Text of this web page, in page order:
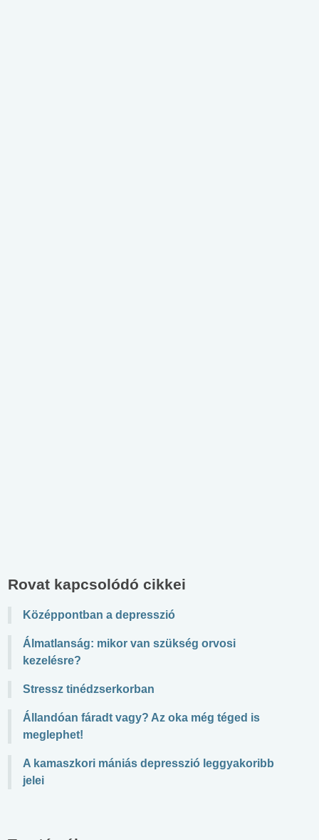
Rovat kapcsolódó cikkei
Középpontban a depresszió
Álmatlanság: mikor van szükség orvosi
kezelésre?
Stressz tinédzserkorban
Állandóan fáradt vagy? Az oka még téged is
meglephet!
A kamaszkori mániás depresszió leggyakoribb
jelei